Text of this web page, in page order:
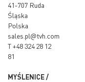
41-707 Ruda
Śląska
Polska
sales.pl@tvh.com
T+48 324 28 12
81
MYŚLENICE /